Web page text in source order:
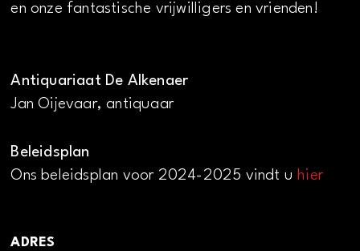
en onze fantastische vrijwilligers en vrienden!
Antiquariaat De Alkenaer
Jan Oijevaar, antiquaar
Beleidsplan
Ons beleidsplan voor 2024-2025 vindt uhier
ADRES